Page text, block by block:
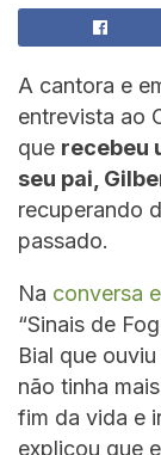
A cantora e
entrevista ao
que recebeu
seu pai,
recuperando
passado.
Na conversa
“Sinais de
Bial que
não tinha
fim da vida e
explicou que